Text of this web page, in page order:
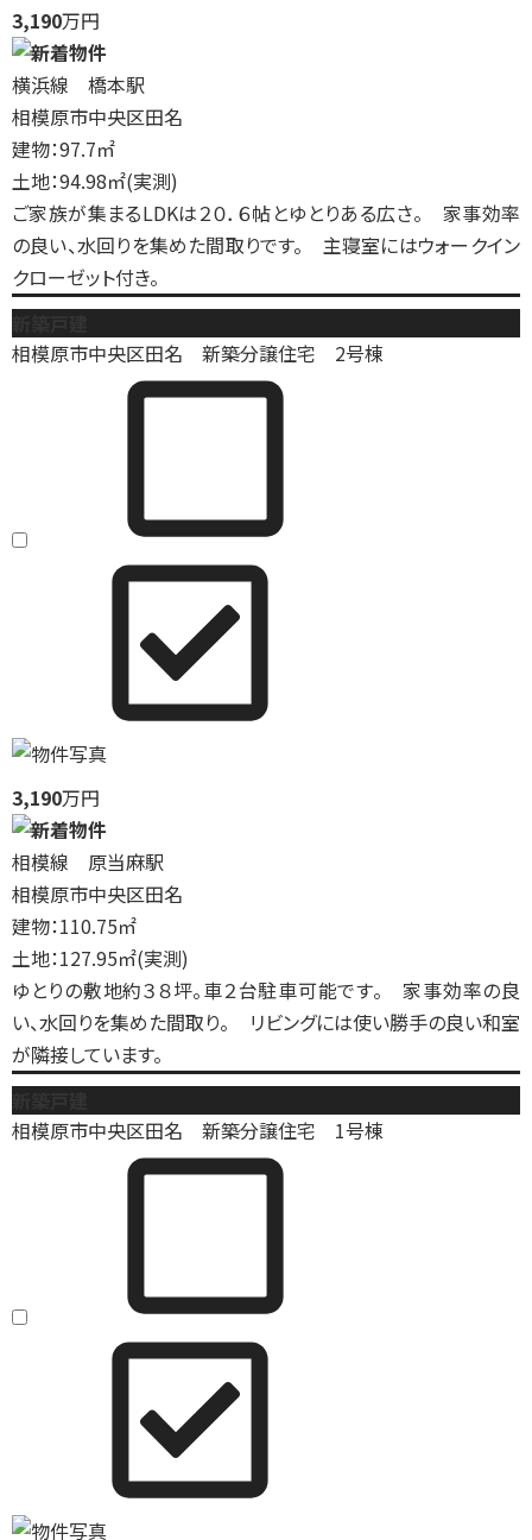
3,190万円
横浜線 橋本駅
相模原市中央区田名
建物：97.7㎡
土地：94.98㎡(実測)
ご家族が集まるLDKは２０．６帖とゆとりある広さ。 家事効率
の良い、水回りを集めた間取りです。 主寝室にはウォークイン
クローゼット付き。
相模原市中央区田名 新築分譲住宅 2号棟
3,190万円
相模線 原当麻駅
相模原市中央区田名
建物：110.75㎡
土地：127.95㎡(実測)
ゆとりの敷地約３８坪。車２台駐車可能です。 家事効率の良
い、水回りを集めた間取り。 リビングには使い勝手の良い和室
が隣接しています。
相模原市中央区田名 新築分譲住宅 1号棟